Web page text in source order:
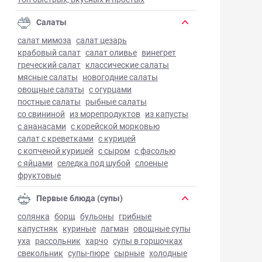
Салаты
салат мимоза салат цезарь
крабовый салат салат оливье винегрет
греческий салат классические салаты
мясные салаты новогодние салаты
овощные салаты с огурцами
постные салаты рыбные салаты
со свининой из морепродуктов из капусты
с ананасами с корейской морковью
салат с креветками с курицей
с копченой курицей с сыром с фасолью
с яйцами селедка под шубой слоеные
фруктовые
Первые блюда (супы)
солянка борщ бульоны грибные
капустняк куриные лагман овощные супы
уха рассольник харчо супы в горшочках
свекольник супы-пюре сырные холодные